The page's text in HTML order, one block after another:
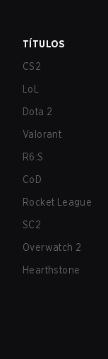
TÍTULOS
CS2
LoL
Dota 2
Valorant
R6:S
CoD
Rocket League
SC2
Overwatch 2
Hearthstone